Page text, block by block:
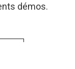
démos.